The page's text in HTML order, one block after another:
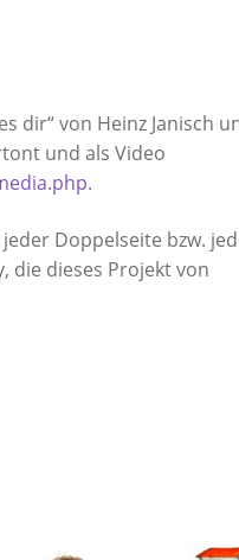
dir“ von Heinz Janisch
und als Video
.
Doppelseite bzw.
die dieses Projekt von